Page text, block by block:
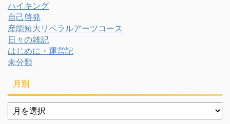
ハイキング
自己啓発
産能短大リベラルアーツコース
日々の雑記
はじめに・運営記
未分類
月別
月
別